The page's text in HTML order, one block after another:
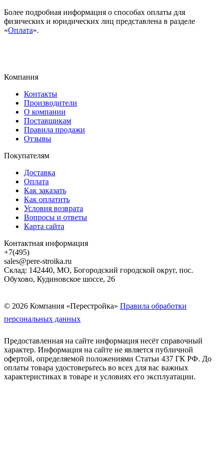
Более подробная информация о способах оплаты для
физических и юридических лиц представлена в разделе
«Оплата».
Компания
Контакты
Производители
О компании
Поставщикам
Правила продажи
Отзывы
Покупателям
Доставка
Оплата
Как заказать
Как оплатить
Условия возврата
Вопросы и ответы
Карта сайта
Контактная информация
+7(495)
sales@pere-stroika.ru
Склад: 142440, МО, Богородский городской округ, пос.
Обухово, Кудиновское шоссе, 26
© 2026 Компания «Перестройка» Правила обработки
персональных данных
Предоставленная на сайте информация несёт справочный
характер. Информация на сайте не является публичной
офертой, определяемой положениями Статьи 437 ГК РФ. До
оплаты товара удостоверьтесь во всех для вас важных
характеристиках в товаре и условиях его эксплуатации.